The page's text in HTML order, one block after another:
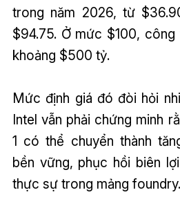
trong năm 2026, từ
$94.75. Ở mức $100,
khoảng $500 tỷ.
Mức định giá đó đòi hỏi
Intel vẫn phải chứng minh
1 có thể chuyển thành
bền vững, phục hồi biên
thực sự trong mảng